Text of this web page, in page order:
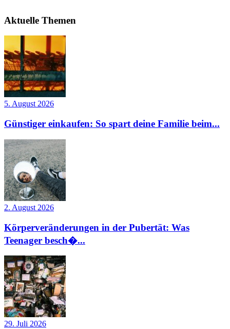
Aktuelle Themen
5. August 2026
Günstiger einkaufen: So spart deine Familie beim...
2. August 2026
Körperveränderungen in der Pubertät: Was
Teenager besch�...
29. Juli 2026